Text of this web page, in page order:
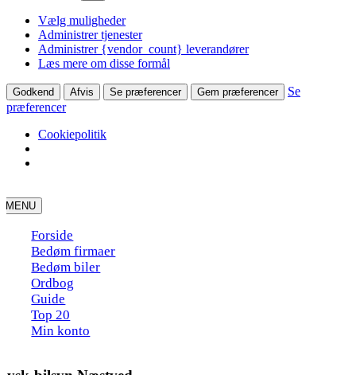
Vælg muligheder
Administrer tjenester
Administrer {vendor_count} leverandører
Læs mere om disse formål
Godkend Afvis Se præferencer Gem præferencer
Se
præferencer
Cookiepolitik
to
content
MENU
Forside
Bedøm firmaer
Bedøm biler
Ordbog
Guide
Top 20
Min konto